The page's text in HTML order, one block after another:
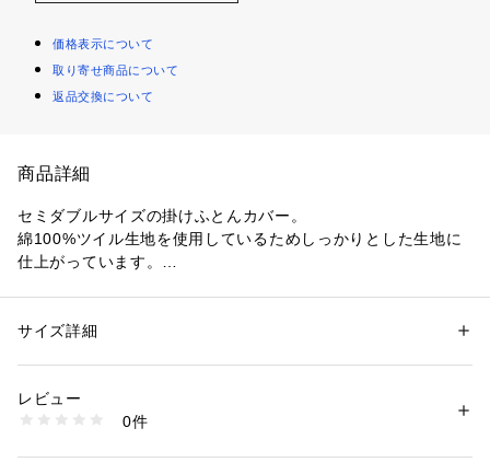
価格表示について
取り寄せ商品について
返品交換について
商品詳細
セミダブルサイズの掛けふとんカバー。
綿100%ツイル生地を使用しているためしっかりとした生地に
仕上がっています。
性別：レディース
素材：綿100%
商品番号：
2240157785 （ショップ）
サイズ詳細
レビュー
0件